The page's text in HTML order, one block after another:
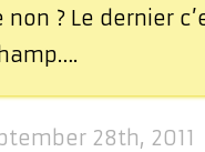
? Le dernier
28th, 2011